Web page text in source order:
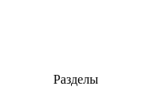
Разделы